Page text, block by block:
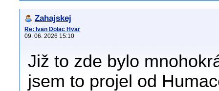
Zahajskej
Re: Ivan Dolac Hvar
09. 06. 2026 15:10
Již to zde bylo
jsem to projel od